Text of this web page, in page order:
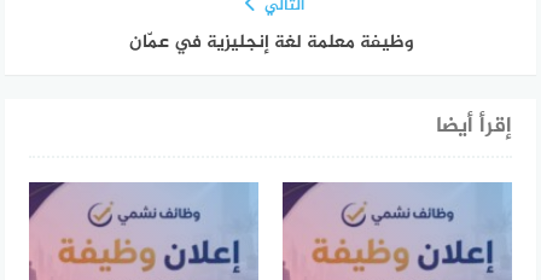
التالي
وظيفة معلمة لغة إنجليزية في عمّان
إقرأ أيضا